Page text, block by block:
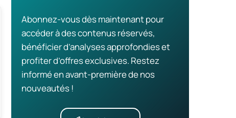
Abonnez-vous dès maintenant pour
accéder à des contenus réservés,
bénéficier d’analyses approfondies et
profiter d’offres exclusives. Restez
informé en avant-première de nos
nouveautés !